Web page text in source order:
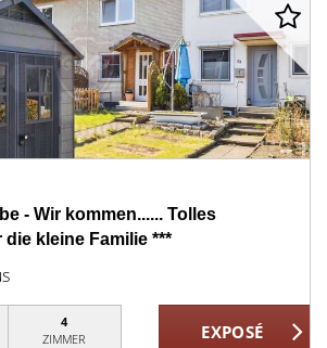
- Wir kommen...... Tolles
die kleine Familie ***
4
ZIMMER